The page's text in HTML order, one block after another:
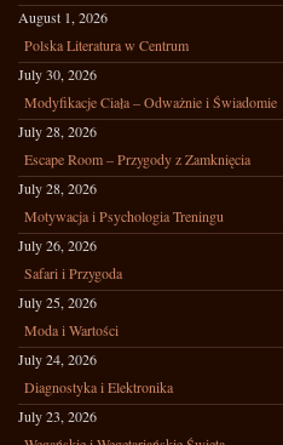
August 1, 2026
Polska Literatura w Centrum
July 30, 2026
Modyfikacje Ciała – Odważnie i Świadomie
July 28, 2026
Escape Room – Przygody z Zamknięcia
July 28, 2026
Motywacja i Psychologia Treningu
July 26, 2026
Safari i Przygoda
July 25, 2026
Moda i Wartości
July 24, 2026
Diagnostyka i Elektronika
July 23, 2026